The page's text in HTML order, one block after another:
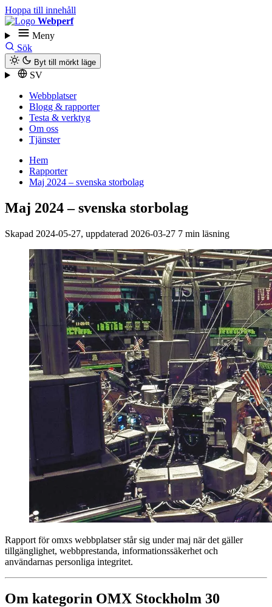
Hoppa till innehåll
Webperf
Meny
Sök
Byt till mörkt läge
SV
Webbplatser
Blogg & rapporter
Testa & verktyg
Om oss
Tjänster
Hem
Rapporter
Maj 2024 – svenska storbolag
Maj 2024 – svenska storbolag
Skapad 2024-05-27, uppdaterad 2026-03-27 7 min läsning
Rapport för omxs webbplatser står sig under maj när det gäller
tillgänglighet, webbprestanda, informationssäkerhet och
användarnas personliga integritet.
Om kategorin OMX Stockholm 30